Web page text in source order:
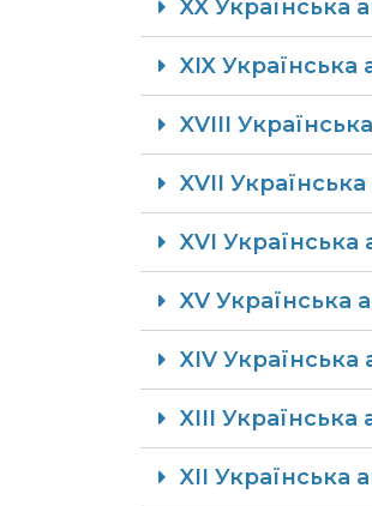
XX Українська
​​​​​XIX Українська
XVIII
XVII
XVI Українська
XV Українська
XIV Українська
XIII Українська
XII Українська